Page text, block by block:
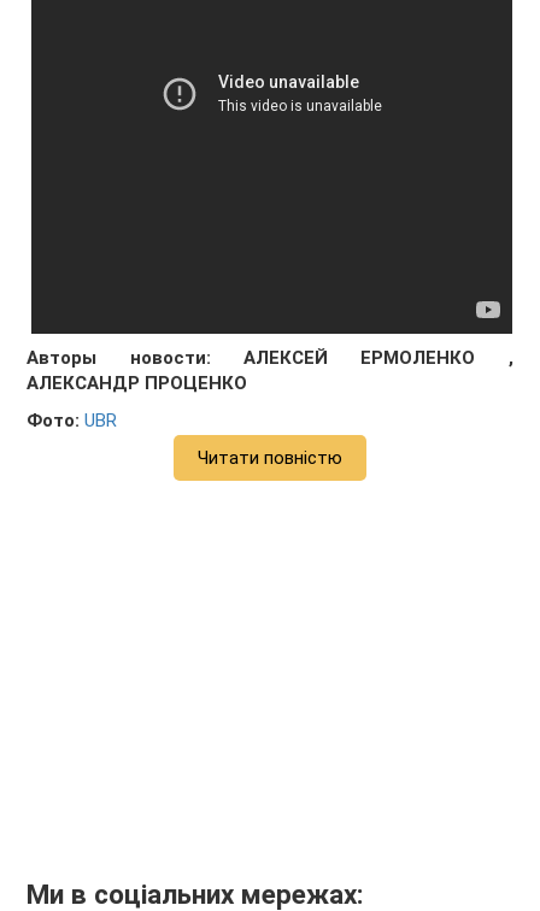
Авторы новости: АЛЕКСЕЙ ЕРМОЛЕНКО ,
АЛЕКСАНДР ПРОЦЕНКО
Фото:UBR
Читати повністю
Ми в соціальних мережах: